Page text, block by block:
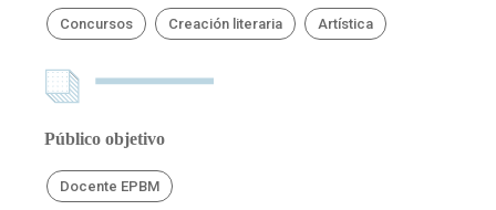
Concursos Creación literaria Artística
Público objetivo
Docente EPBM